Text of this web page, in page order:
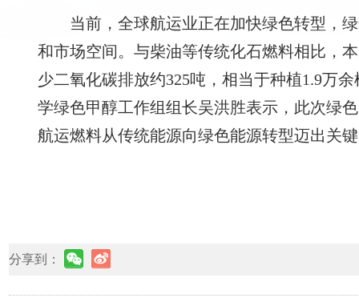
当前，全球航运业正在加快绿色转型，
和市场空间。与柴油等传统化石燃料相比，
少二氧化碳排放约325吨，相当于种植1.9万
学绿色甲醇工作组组长吴洪胜表示，此次绿
航运燃料从传统能源向绿色能源转型迈出关
分享到：